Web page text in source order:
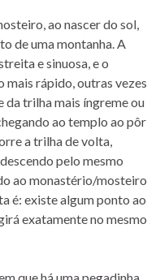
ao nascer do sol,
de uma montanha. A
e sinuosa, e o
mais rápido, outras vezes
da trilha mais íngreme ou
ao templo ao pôr
a trilha de volta,
pelo mesmo
ao monastério/mosteiro
é: existe algum ponto ao
exatamente no mesmo